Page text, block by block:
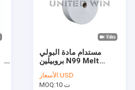
مستدام مادة البولي
بروبيلين N99 Melt
Blown Fabric Filter
Medical غير المنسوجة
الأسعار:USD
MOQ:
10 ت